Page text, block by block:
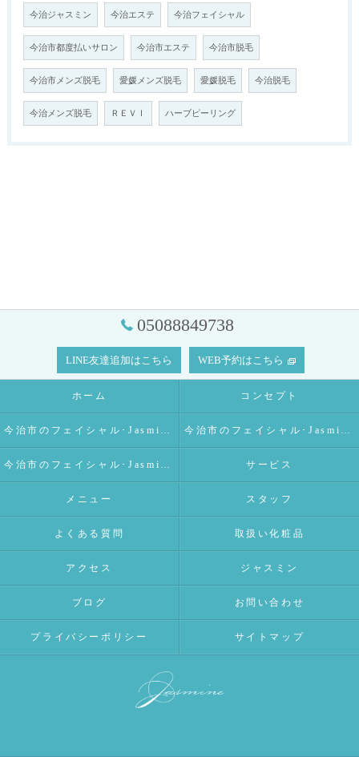
今治ジャスミン 今治エステ 今治フェイシャル
今治市都度払いサロン 今治市エステ 今治市脱毛
今治市メンズ脱毛 愛媛メンズ脱毛 愛媛脱毛 今治脱毛
今治メンズ脱毛 ＲＥＶＩ ハーブピーリング
05088849738
LINE友達追加はこちら WEB予約はこちら
ホーム コンセプト
今治市のフェイシャル･Jasmineの口コミ情報 今治市のフェイシャル･Jasmineの評判
今治市のフェイシャル･Jasmineのお客様の声 サービス
メニュー スタッフ
よくある質問 取扱い化粧品
アクセス ジャスミン
ブログ お問い合わせ
プライバシーポリシー サイトマップ